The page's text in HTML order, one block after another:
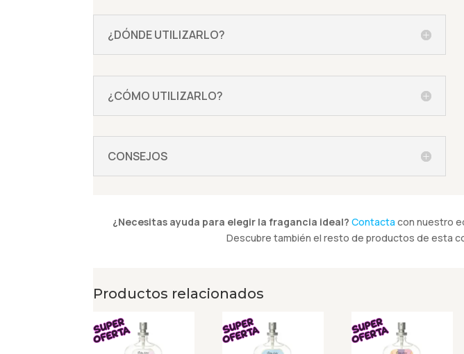
¿DÓNDE UTILIZARLO?
¿CÓMO UTILIZARLO?
CONSEJOS
¿Necesitas ayuda para elegir la fragancia ideal? Contacta con nuestro
Descubre también el resto de productos de esta
Productos relacionados